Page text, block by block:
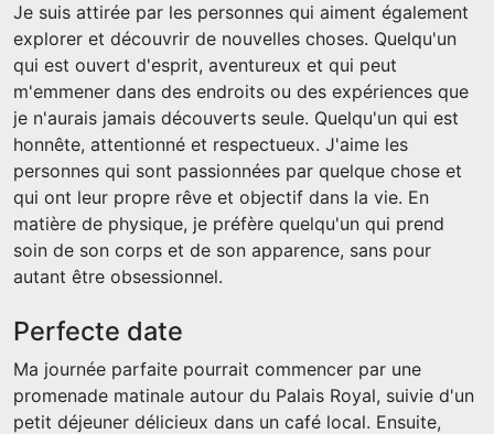
Je suis attirée par les personnes qui aiment également
explorer et découvrir de nouvelles choses. Quelqu'un
qui est ouvert d'esprit, aventureux et qui peut
m'emmener dans des endroits ou des expériences que
je n'aurais jamais découverts seule. Quelqu'un qui est
honnête, attentionné et respectueux. J'aime les
personnes qui sont passionnées par quelque chose et
qui ont leur propre rêve et objectif dans la vie. En
matière de physique, je préfère quelqu'un qui prend
soin de son corps et de son apparence, sans pour
autant être obsessionnel.
Perfecte date
Ma journée parfaite pourrait commencer par une
promenade matinale autour du Palais Royal, suivie d'un
petit déjeuner délicieux dans un café local. Ensuite,